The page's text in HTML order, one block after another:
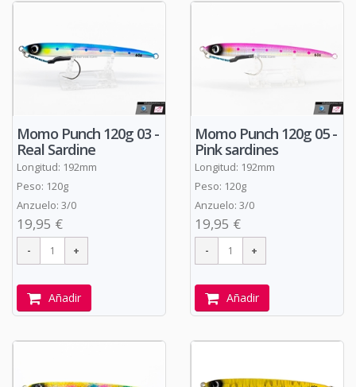
Momo Punch 120g 03 -
Real Sardine
Longitud: 192mm
Peso: 120g
Anzuelo: 3/0
19,95 €
Añadir
Momo Punch 120g 05 -
Pink sardines
Longitud: 192mm
Peso: 120g
Anzuelo: 3/0
19,95 €
Añadir